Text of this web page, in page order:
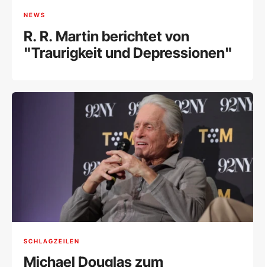
NEWS
R. R. Martin berichtet von
"Traurigkeit und Depressionen"
SCHLAGZEILEN
Michael Douglas zum